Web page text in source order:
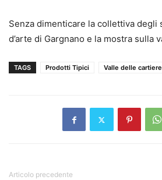
Senza dimenticare la collettiva degli
d’arte di Gargnano e la mostra sulla
TAGS Prodotti Tipici Valle delle cartiere
Articolo precedente